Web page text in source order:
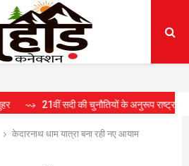
सदी की चुनौतियों के अनुरूप राष्ट्र निर्माण के लिए
केदारनाथ धाम यात्रा बना रही नए आयाम